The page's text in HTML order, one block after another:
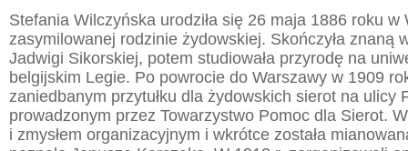
Stefania Wilczyńska urodziła się 26 maja 1886 roku w
zasymilowanej rodzinie żydowskiej. Skończyła znaną
Jadwigi Sikorskiej, potem studiowała przyrodę na
belgijskim Legie. Po powrocie do Warszawy w 1909
zaniedbanym przytułku dla żydowskich sierot na ulicy
prowadzonym przez Towarzystwo Pomoc dla Sierot.
i zmysłem organizacyjnym i wkrótce została